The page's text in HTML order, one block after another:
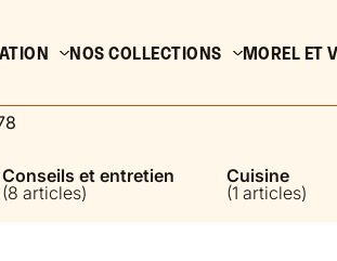
NOS COLLECTIONS MOREL ET
Conseils et entretien
(8 articles)
Cuisine
(1 articles)